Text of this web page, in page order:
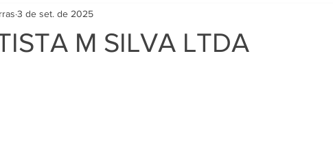
M SILVA LTDA
3 de set. de 2025